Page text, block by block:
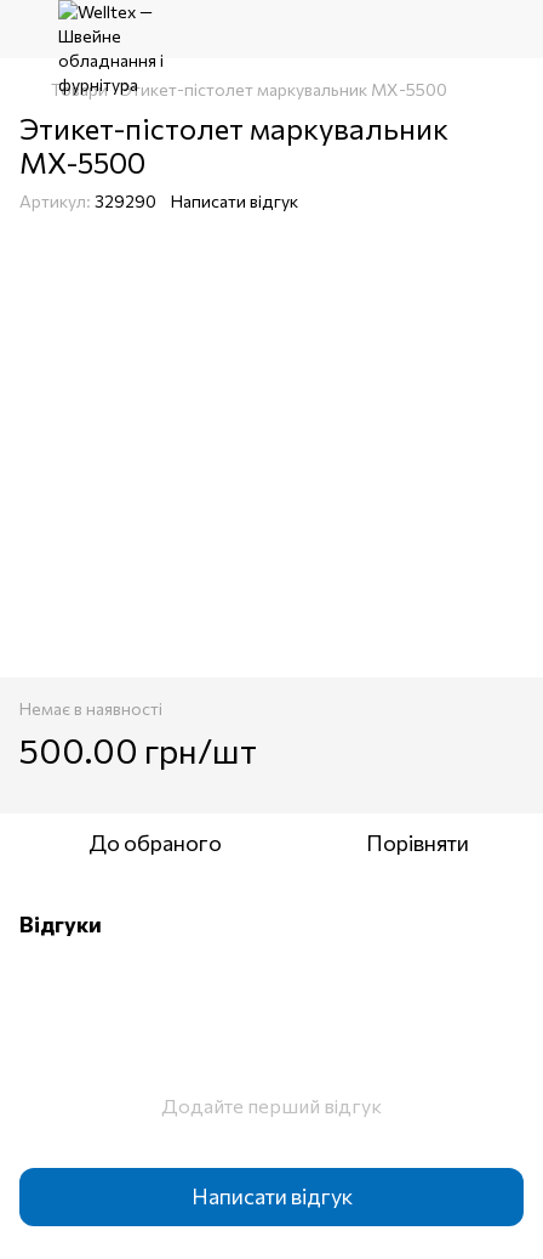
Товари Этикет-пістолет маркувальник МХ-5500
Этикет-пістолет маркувальник
МХ-5500
Артикул: 329290 Написати відгук
Немає в наявності
500.00 грн/шт
До обраного Порівняти
Відгуки
Додайте перший відгук
Написати відгук